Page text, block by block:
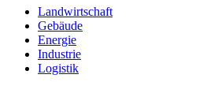
Landwirtschaft
Gebäude
Energie
Industrie
Logistik